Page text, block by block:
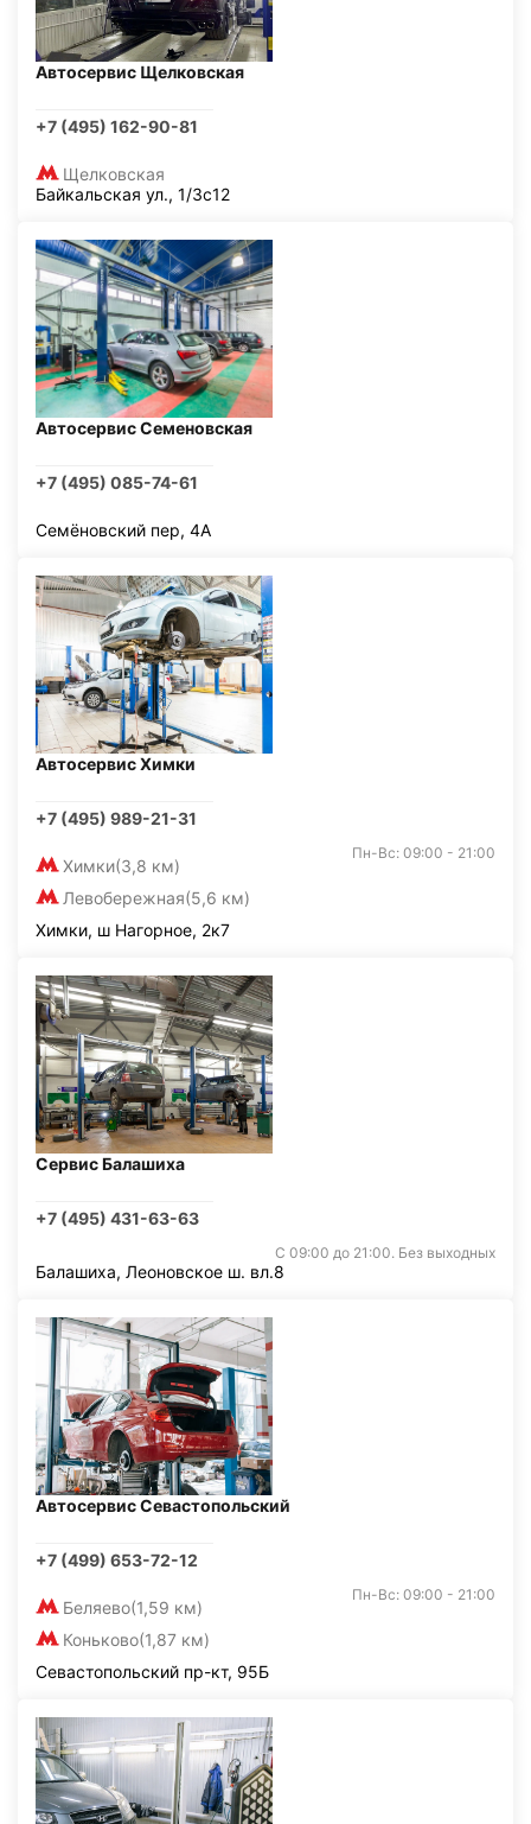
Автосервис Щелковская
+7 (495) 162-90-81
Щелковская
Байкальская ул., 1/3с12
Автосервис Семеновская
+7 (495) 085-74-61
Семёновский пер, 4А
Автосервис Химки
+7 (495) 989-21-31
Химки(3,8 км)
Левобережная(5,6 км)
Пн-Вс: 09:00 - 21:00
Химки, ш Нагорное, 2к7
Сервис Балашиха
+7 (495) 431-63-63
С 09:00 до 21:00. Без выходных
Балашиха, Леоновское ш. вл.8
Автосервис Севастопольский
+7 (499) 653-72-12
Беляево(1,59 км)
Коньково(1,87 км)
Пн-Вс: 09:00 - 21:00
Севастопольский пр-кт, 95Б